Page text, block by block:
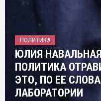
ПОЛИТИКА
ЮЛИЯ
ПОЛИТИКА
ЭТО, ПО ЕЕ
ЛАБОРАТОРИИ